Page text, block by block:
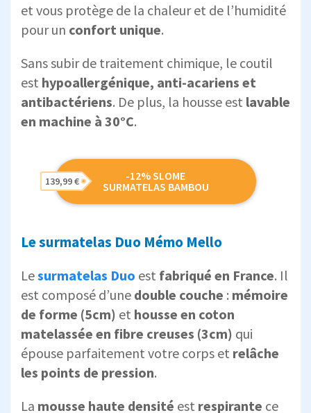
et vous protège de la chaleur et de l’humidité
pour un confort unique.
Sans subir de traitement chimique, le coutil
est hypoallergénique, anti-acariens et
antibactériens. De plus, la housse est lavable
en machine à 30°C.
-12% SLOME
SURMATELAS BAMBOU
139,99 €
Le surmatelas Duo Mémo Mello
Lesurmatelas Duo est fabriqué en France. Il
est composé d’une double couche : mémoire
de forme (5cm) et housse en coton
matelassée en fibre creuses (3cm) qui
épouse parfaitement votre corps et relâche
les points de pression.
La mousse haute densité est respirante ce